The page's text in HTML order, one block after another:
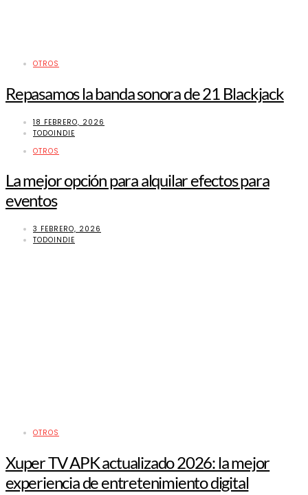
OTROS
Repasamos la banda sonora de 21 Blackjack
18 FEBRERO, 2026
TODOINDIE
OTROS
La mejor opción para alquilar efectos para
eventos
3 FEBRERO, 2026
TODOINDIE
OTROS
Xuper TV APK actualizado 2026: la mejor
experiencia de entretenimiento digital